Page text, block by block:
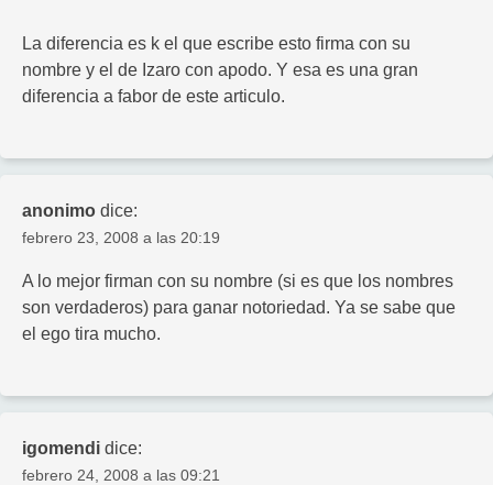
La diferencia es k el que escribe esto firma con su
nombre y el de Izaro con apodo. Y esa es una gran
diferencia a fabor de este articulo.
anonimo dice:
febrero 23, 2008 a las 20:19
A lo mejor firman con su nombre (si es que los nombres
son verdaderos) para ganar notoriedad. Ya se sabe que
el ego tira mucho.
igomendi dice:
febrero 24, 2008 a las 09:21